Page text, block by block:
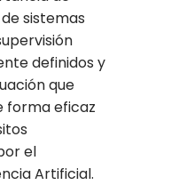
sistemas
definidos y
que
forma eficaz
el
Artificial.